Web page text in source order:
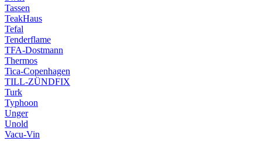
Tassen
TeakHaus
Tefal
Tenderflame
TFA-Dostmann
Thermos
Tica-Copenhagen
TILL-ZÜNDFIX
Turk
Typhoon
Unger
Unold
Vacu-Vin